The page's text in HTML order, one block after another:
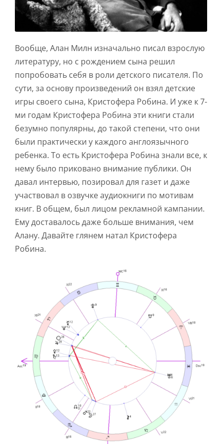
Вообще, Алан Милн изначально писал взрослую
литературу, но с рождением сына решил
попробовать себя в роли детского писателя. По
сути, за основу произведений он взял детские
игры своего сына, Кристофера Робина. И уже к 7-
ми годам Кристофера Робина эти книги стали
безумно популярны, до такой степени, что они
были практически у каждого англоязычного
ребенка. То есть Кристофера Робина знали все, к
нему было приковано внимание публики. Он
давал интервью, позировал для газет и даже
участвовал в озвучке аудиокниги по мотивам
книг. В общем, был лицом рекламной кампании.
Ему доставалось даже больше внимания, чем
Алану. Давайте глянем натал Кристофера
Робина.